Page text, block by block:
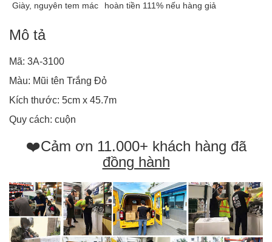
Giày, nguyên tem mác hoàn tiền 111% nếu hàng giả
Mô tả
Mã: 3A-3100
Màu: Mũi tên Trắng Đỏ
Kích thước: 5cm x 45.7m
Quy cách: cuộn
❤️Cảm ơn 11.000+ khách hàng đã
đồng hành